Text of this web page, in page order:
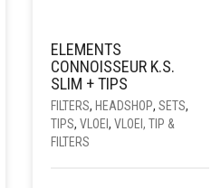
ELEMENTS
CONNOISSEUR K.S.
SLIM + TIPS
FILTERS, HEADSHOP, SETS,
TIPS, VLOEI , VLOEI, TIP &
FILTERS